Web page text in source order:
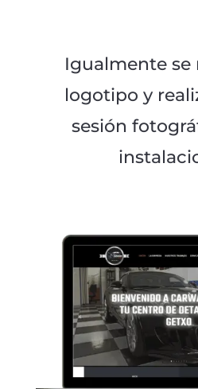
Igualmente se
logotipo y
sesión